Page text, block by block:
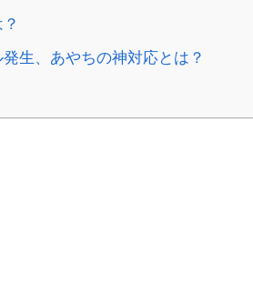
生、あやちの神対応とは？